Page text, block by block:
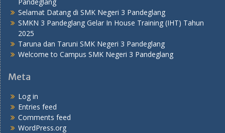
Selamat Datang di SMK Negeri 3 Pandeglang
SMKN 3 Pandeglang Gelar In House Training (IHT) Tahun
2025
Taruna dan Taruni SMK Negeri 3 Pandeglang
Welcome to Campus SMK Negeri 3 Pandeglang
Meta
Log in
Entries feed
Comments feed
WordPress.org